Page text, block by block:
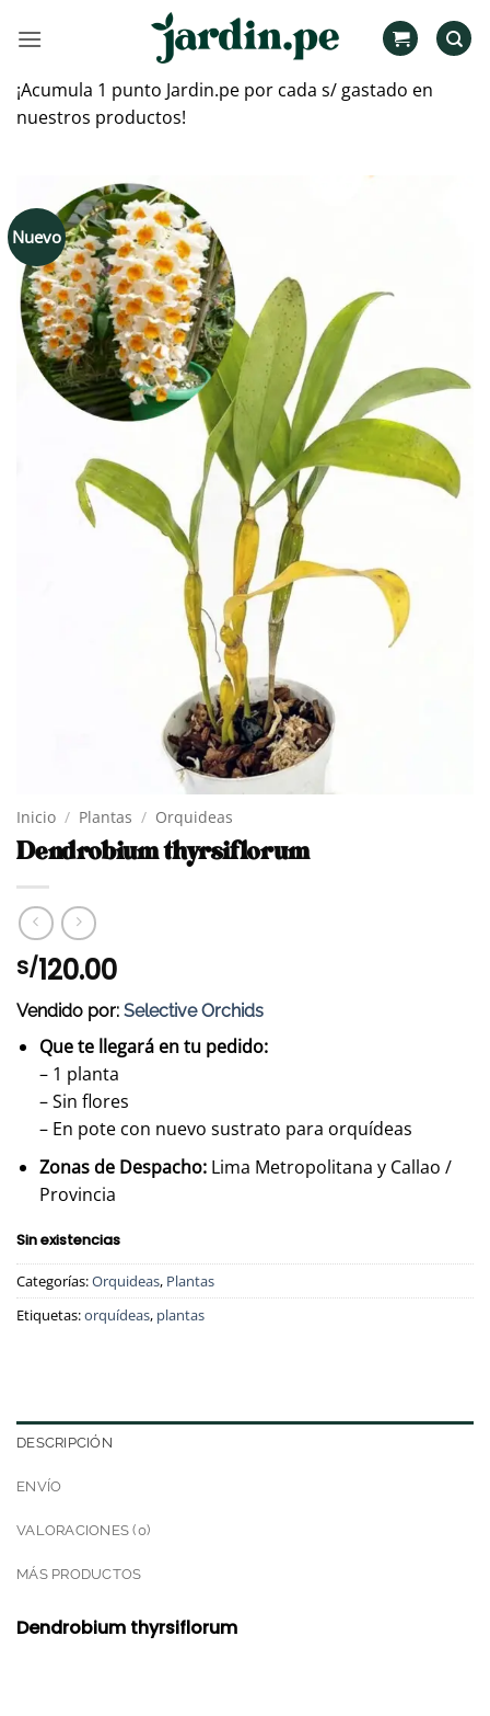
¡Acumula 1 punto Jardin.pe por cada s/ gastado en
nuestros productos!
Nuevo
Inicio / Plantas / Orquideas
Dendrobium thyrsiflorum
S/120.00
Vendido por: Selective Orchids
Que te llegará en tu pedido:
– 1 planta
– Sin flores
– En pote con nuevo sustrato para orquídeas
Zonas de Despacho:Lima Metropolitana y Callao /
Provincia
Sin existencias
Categorías:Orquideas, Plantas
Etiquetas:orquídeas, plantas
DESCRIPCIÓN
ENVÍO
VALORACIONES (0)
MÁS PRODUCTOS
Dendrobium thyrsiflorum